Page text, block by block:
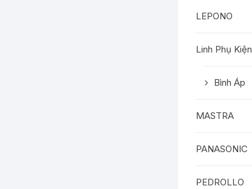
LEPONO
Linh Phụ Kiện
Bình Áp
MASTRA
PANASONIC
PEDROLLO